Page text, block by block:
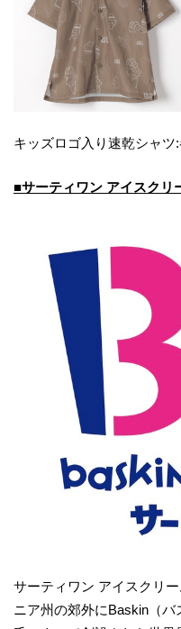
キッズロゴ入り速乾シャツ
■サーティワン アイスクリ
サーティワン アイスクリ
ニア州の郊外にBaskin（バ